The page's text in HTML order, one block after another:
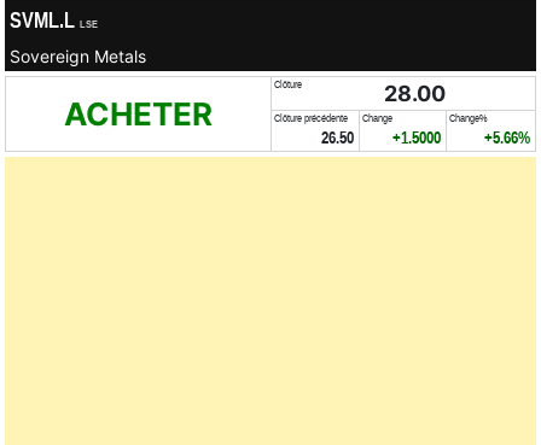
SVML.L LSE
Sovereign Metals
ACHETER
Clôture 28.00
Clôture précédente
26.50
Change
+1.5000
Change%
+5.66%